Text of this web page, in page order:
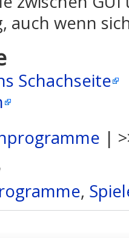
auch wenn
Schachseite
|
,